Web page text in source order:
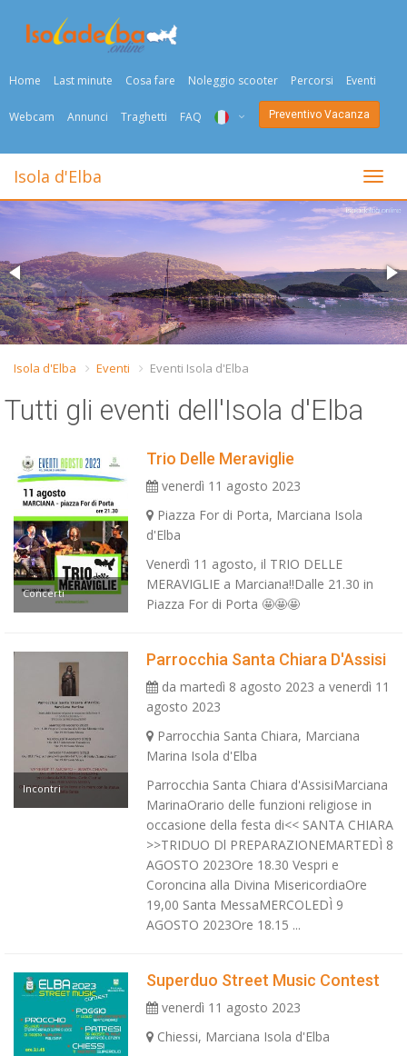
Home Last minute Cosa fare Noleggio scooter Percorsi Eventi
Webcam Annunci Traghetti FAQ
ENG
NED
FRA
SLO
Preventivo Vacanza
Togli
Isola d'Elba
Isola d'Elba Eventi Eventi Isola d'Elba
Tutti gli eventi dell'Isola d'Elba
Concerti
Trio Delle Meraviglie
venerdì 11 agosto 2023
Piazza For di Porta, Marciana Isola
d'Elba
Venerdì 11 agosto, il TRIO DELLE
MERAVIGLIE a Marciana!!Dalle 21.30 in
Piazza For di Porta 🤩🤩🤩
Incontri
Parrocchia Santa Chiara D'Assisi
da martedì 8 agosto 2023 a venerdì 11
agosto 2023
Parrocchia Santa Chiara, Marciana
Marina Isola d'Elba
Parrocchia Santa Chiara d'AssisiMarciana
MarinaOrario delle funzioni religiose in
occasione della festa di<< SANTA CHIARA
>>TRIDUO Dl PREPARAZIONEMARTEDÌ 8
AGOSTO 2023Ore 18.30 Vespri e
Coroncina alla Divina MisericordiaOre
19,00 Santa MessaMERCOLEDÌ 9
AGOSTO 2023Ore 18.15 ...
Superduo Street Music Contest
venerdì 11 agosto 2023
Chiessi, Marciana Isola d'Elba